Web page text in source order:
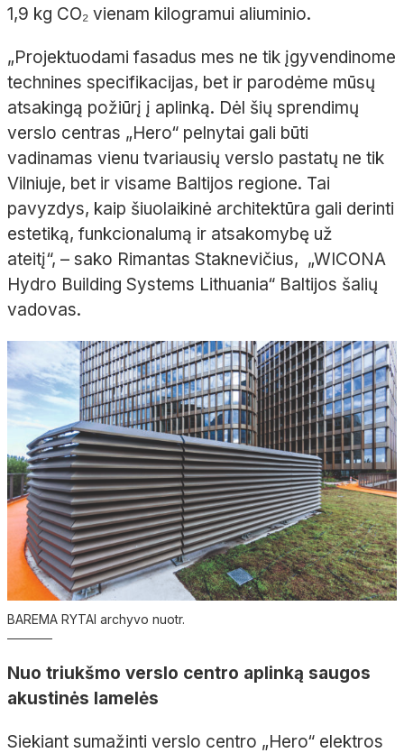
1,9 kg CO₂ vienam kilogramui aliuminio.
„Projektuodami fasadus mes ne tik įgyvendinome
technines specifikacijas, bet ir parodėme mūsų
atsakingą požiūrį į aplinką. Dėl šių sprendimų
verslo centras „Hero“ pelnytai gali būti
vadinamas vienu tvariausių verslo pastatų ne tik
Vilniuje, bet ir visame Baltijos regione. Tai
pavyzdys, kaip šiuolaikinė architektūra gali derinti
estetiką, funkcionalumą ir atsakomybę už
ateitį“, – sako Rimantas Staknevičius, „WICONA
Hydro Building Systems Lithuania“ Baltijos šalių
vadovas.
BAREMA RYTAI archyvo nuotr.
Nuo triukšmo verslo centro aplinką saugos
akustinės lamelės
Siekiant sumažinti verslo centro „Hero“ elektros